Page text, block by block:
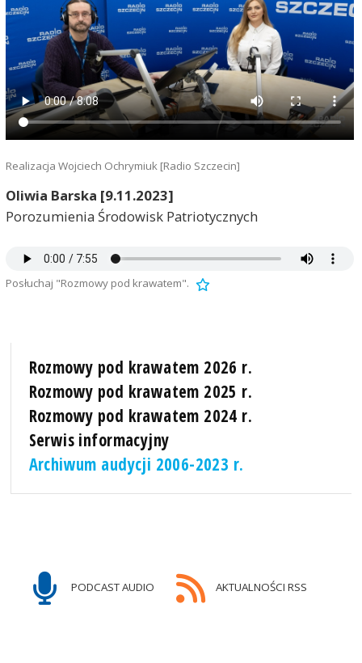
Realizacja Wojciech Ochrymiuk [Radio Szczecin]
Oliwia Barska [9.11.2023]
Porozumienia Środowisk Patriotycznych
Posłuchaj "Rozmowy pod krawatem".
Rozmowy pod krawatem 2026 r.
Rozmowy pod krawatem 2025 r.
Rozmowy pod krawatem 2024 r.
Serwis informacyjny
Archiwum audycji 2006-2023 r.
PODCAST AUDIO AKTUALNOŚCI RSS